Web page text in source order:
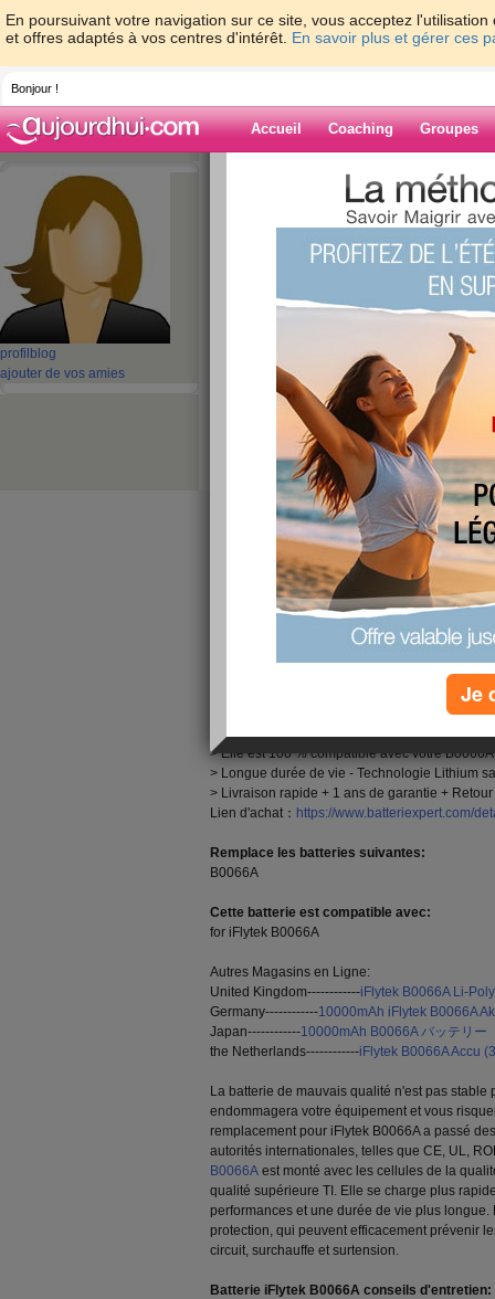
En poursuivant votre navigation sur ce site, vous acceptez
et offres adaptés à vos centres d'intérêt. En savoir plus et gérer ces
Bonjour !
Accueil Coaching Groupes
profil blog
ajouter de vos amies
>
>
iFlytek B0066A Nouvelle
Blog de
10000mAh
pour iFlytek
publié le 31/12/2024 à 03:33
Si vous cherchez une nouvelle B0066A
Batterie Expert(batteriexpert.com) dispose
D’une capacité de 10000mAh et avec une
avec les meilleurs composants disponibles.
sont identiques aux 100 %
Qualité, Prix bas, Livraison et Rapide!
10000mAh Batterie iFlytek B0066A pour
iFlytek B0066A Caractéristiques Techniques:
> LaB0066A batterieest neuve et composée
> Elle est 100 % compatible avec votre
> Longue durée de vie - Technologie Lithium
> Livraison rapide + 1 ans de garantie +
Lien d'achat： https://www.batteriexpert.com/
Remplace les batteries suivantes:
B0066A
Cette batterie est compatible avec:
for iFlytek B0066A
Autres Magasins en Ligne:
United Kingdom------------iFlytek B0066A Li-
Germany------------10000mAh iFlytek B0066A
Japan------------10000mAh B0066A バッテリー
the Netherlands------------iFlytek B0066A Accu
La batterie de mauvais qualité n'est pas
endommagera votre équipement et vous
remplacement pour iFlytek B0066A a passé
autorités internationales, telles que CE, UL,
B0066A est monté avec les cellules de la
qualité supérieure TI. Elle se charge plus
performances et une durée de vie plus
protection, qui peuvent efficacement prévenir
circuit, surchauffe et surtension.
Batterie iFlytek B0066A conseils d'entretien:
Je